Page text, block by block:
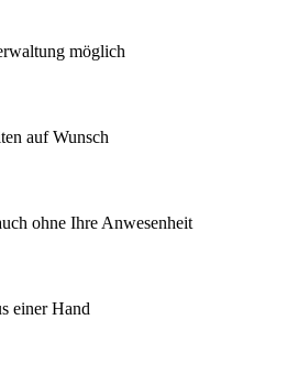
möglich
auf Wunsch
ohne Ihre Anwesenheit
einer Hand